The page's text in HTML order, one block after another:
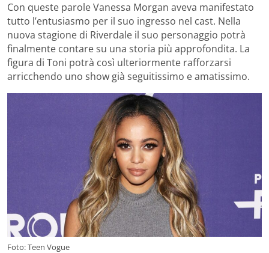
Con queste parole Vanessa Morgan aveva manifestato
tutto l’entusiasmo per il suo ingresso nel cast. Nella
nuova stagione di Riverdale il suo personaggio potrà
finalmente contare su una storia più approfondita. La
figura di Toni potrà così ulteriormente rafforzarsi
arricchendo uno show già seguitissimo e amatissimo.
Foto: Teen Vogue